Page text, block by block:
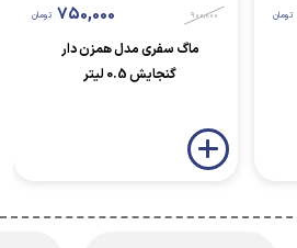
تومان 900,000
750,000 تومان
ماگ سفری مدل همزن دار
گنجایش 0.5 لیتر